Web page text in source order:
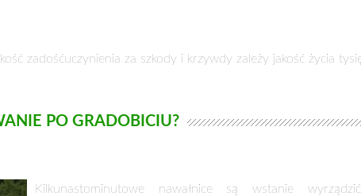
zadośćuczynienia za szkody i krzywdy zależy jakość życia
PO GRADOBICIU?
Kilkunastominutowe nawałnice są wstanie